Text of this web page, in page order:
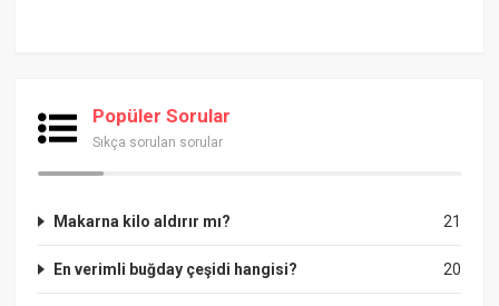
Popüler Sorular
Sıkça sorulan sorular
21
Makarna kilo aldırır mı?
20
En verimli buğday çeşidi hangisi?